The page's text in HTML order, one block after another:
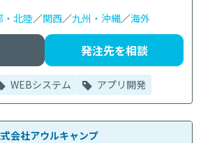
・北陸／関西／九州・沖縄／海外
発注先を相談
WEBシステム アプリ開発
会社アウルキャンプ